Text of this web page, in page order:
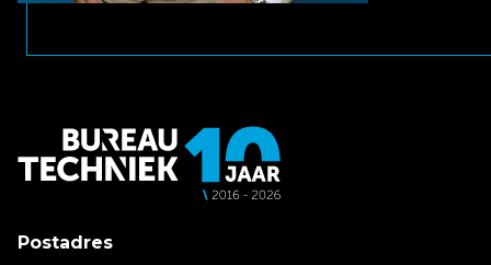
Postadres